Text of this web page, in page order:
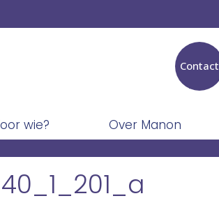
Contact
wie? Over Manon